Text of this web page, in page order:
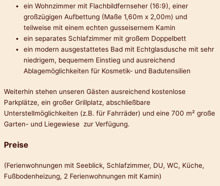
ein Wohnzimmer mit Flachbildfernseher (16:9), einer
großzügigen Aufbettung (Maße 1,60m x 2,00m) und
teilweise mit einem echten gusseisernem Kamin
ein separates Schlafzimmer mit großem Doppelbett
ein modern ausgestattetes Bad mit Echtglasdusche mit sehr
niedrigem, bequemem Einstieg und ausreichend
Ablagemöglichkeiten für Kosmetik- und Badutensilien
Weiterhin stehen unseren Gästen ausreichend kostenlose
Parkplätze, ein großer Grillplatz, abschließbare
Unterstellmöglichkeiten (z.B. für Fahrräder) und eine 700 m² große
Garten- und Liegewiese zur Verfügung.
Preise
(Ferienwohnungen mit Seeblick, Schlafzimmer, DU, WC, Küche,
Fußbodenheizung, 2 Ferienwohnungen mit Kamin)